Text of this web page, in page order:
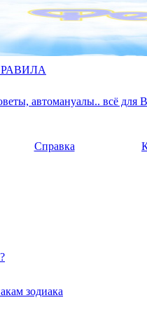
автомануалы.. всё для
Справка
зодиака